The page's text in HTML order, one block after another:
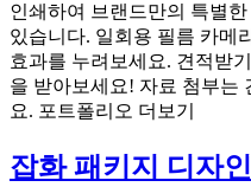
인쇄하여 브랜드만의 특별
있습니다. 일회용 필름 카메
효과를 누려보세요. 견적받
을 받아보세요! 자료 첨부는
요. 포트폴리오 더보기
잡화 패키지 디자